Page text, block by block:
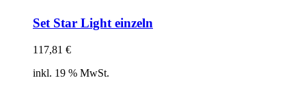
Set Star Light einzeln
117,81 €
inkl. 19 % MwSt.